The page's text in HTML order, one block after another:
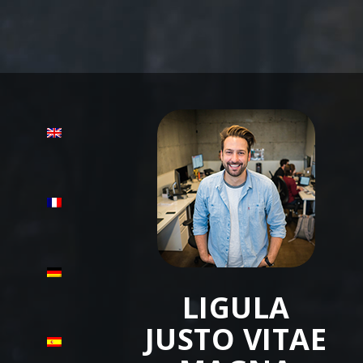
LIGULA
JUSTO VITAE